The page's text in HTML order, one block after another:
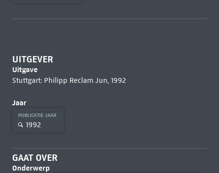
UITGEVER
Uitgave
Stuttgart: Philipp Reclam Jun, 1992
Jaar
PUBLICATIE JAAR
1992
GAAT OVER
Onderwerp